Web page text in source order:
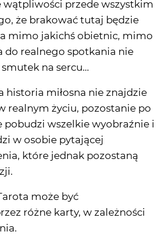
wątpliwości przede wszystkim
że brakować tutaj będzie
mimo jakichś obietnic, mimo
do realnego spotkania nie
na sercu…
historia miłosna nie znajdzie
realnym życiu, pozostanie po
pobudzi wszelkie wyobraźnie i
w osobie pytającej
które jednak pozostaną
może być
różne karty, w zależności